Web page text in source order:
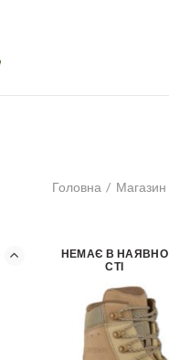
Головна Магазин
НЕМАЄ В НАЯВНО
СТІ